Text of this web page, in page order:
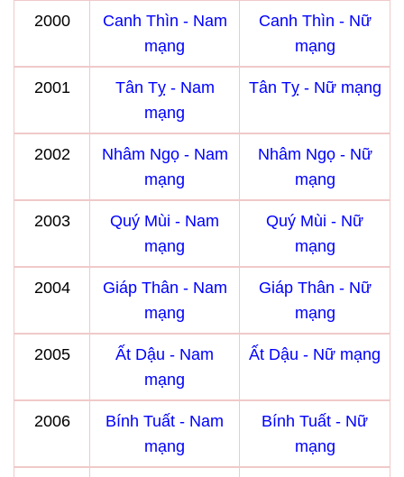
2000
Canh Thìn - Nam
mạng
Canh Thìn - Nữ
mạng
2001
Tân Tỵ - Nam
mạng
Tân Tỵ - Nữ mạng
2002
Nhâm Ngọ - Nam
mạng
Nhâm Ngọ - Nữ
mạng
2003
Quý Mùi - Nam
mạng
Quý Mùi - Nữ
mạng
2004
Giáp Thân - Nam
mạng
Giáp Thân - Nữ
mạng
2005
Ất Dậu - Nam
mạng
Ất Dậu - Nữ mạng
2006
Bính Tuất - Nam
mạng
Bính Tuất - Nữ
mạng